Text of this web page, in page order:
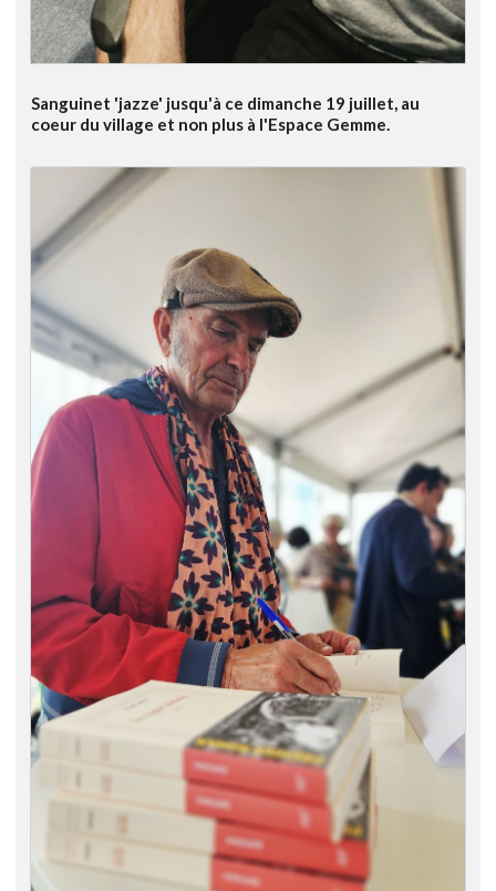
Sanguinet 'jazze' jusqu'à ce dimanche 19 juillet, au
coeur du village et non plus à l'Espace Gemme.